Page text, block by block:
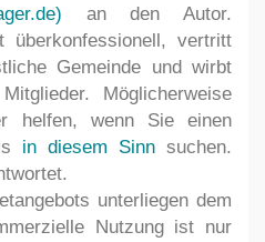
an den Autor.
überkonfessionell, vertritt
Gemeinde und wirbt
Möglicherweise
helfen, wenn Sie einen
in diesem Sinn suchen.
unterliegen dem
Nutzung ist nur